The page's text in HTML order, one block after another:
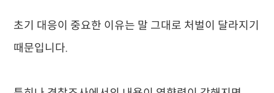
초기 대응이 중요한 이유는 말 그대로 처벌이 달라지기
때문입니다.